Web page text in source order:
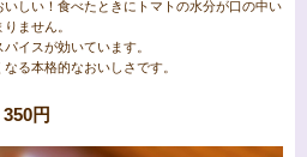
しい！食べたときにトマトの水分が口の中い
ません。
イスが効いています。
る本格的なおいしさです。
円